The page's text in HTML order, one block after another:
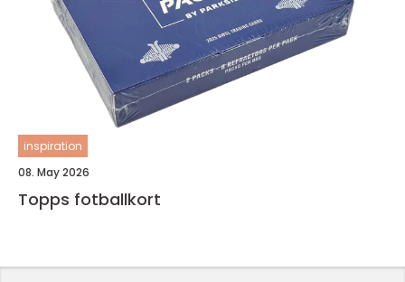
inspiration
08. May 2026
Topps fotballkort